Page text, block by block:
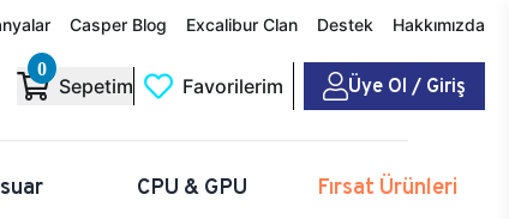
Casper Blog Excalibur Clan Destek Hakkımızda
0
Sepetim Favorilerim Üye Ol / Giriş
CPU & GPU Fırsat Ürünleri